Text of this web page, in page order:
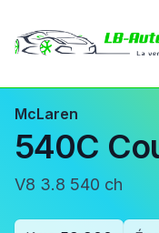
McLaren
540C
V8 3.8 540 ch